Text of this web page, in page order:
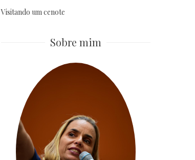
Visitando um cenote
Sobre mim